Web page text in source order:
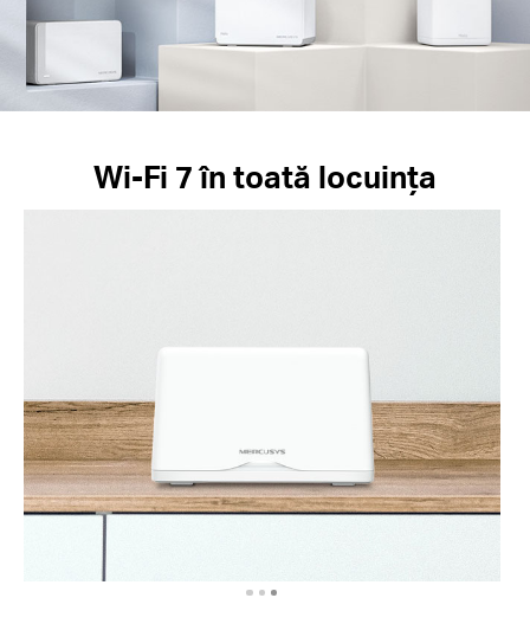
Wi-Fi 7 în toată locuința